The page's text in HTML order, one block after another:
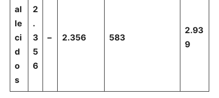
al
le
ci
d
o
s
2
.
3
5
6
– 2.356 583
2.93
9